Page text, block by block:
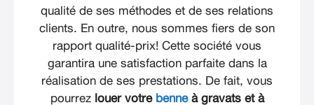
qualité de ses méthodes et de ses relations
clients. En outre, nous sommes fiers de son
rapport qualité-prix! Cette société vous
garantira une satisfaction parfaite dans la
réalisation de ses prestations. De fait, vous
pourrez louer votre benneà gravats et à